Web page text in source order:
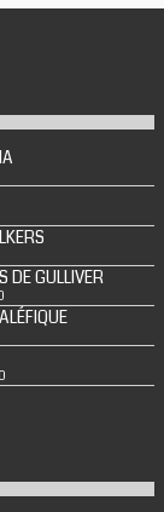
DE GULLIVER